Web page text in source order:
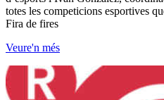
totes les competicions esportives
Fira de fires
Veure'n més